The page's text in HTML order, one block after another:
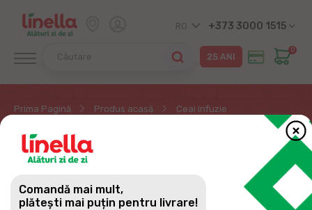
RO +373 3000 1515
0
Prima Pagină Produs acasă Ceai infuzie
CEAI INFUZIE
Comandă mai mult,
plătești mai puțin pentru livrare!